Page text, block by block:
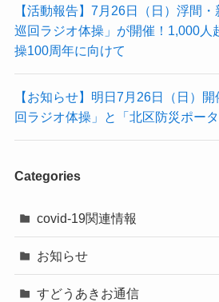
【活動報告】7月26日（日）浮間
巡回ラジオ体操」が開催！1,000人
操100周年に向けて
【お知らせ】明日7月26日（日）
回ラジオ体操」と「北区防災ポー
Categories
covid-19関連情報
お知らせ
すどうあきお通信